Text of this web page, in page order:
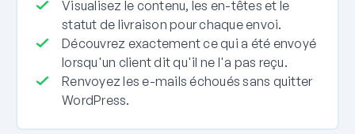
Visualisez le contenu, les en-têtes et le
statut de livraison pour chaque envoi.
Découvrez exactement ce qui a été envoyé
lorsqu'un client dit qu'il ne l'a pas reçu.
Renvoyez les e-mails échoués sans quitter
WordPress.